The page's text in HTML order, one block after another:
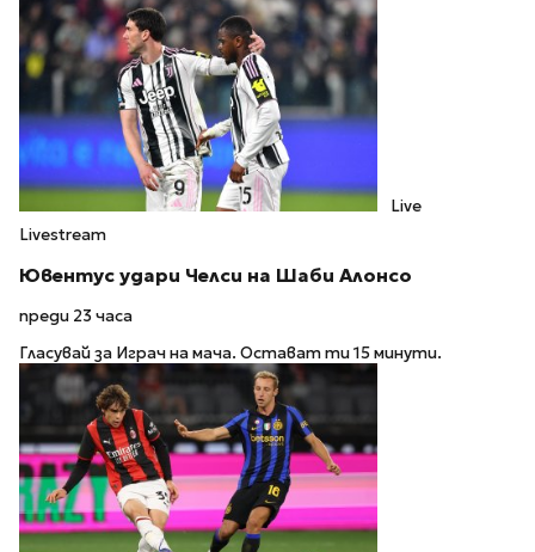
Live
Livestream
Ювентус удари Челси на Шаби Алонсо
преди 23 часа
Гласувай за Играч на мача. Остават ти 15 минути.